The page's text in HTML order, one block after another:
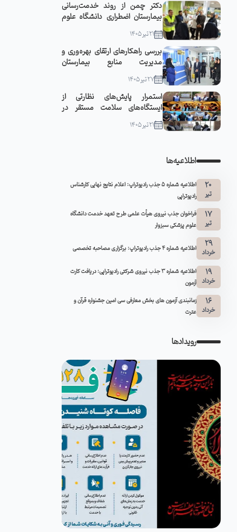
دکتر چمن از روند خدمت‌رسانی
بیمارستان اضطراری دانشگاه علوم
پزشکی سبزوار در مشهد مقدس
بازدید کرد
21 تیر 1405
بررسی راهکارهای ارتقای بهره‌وری و
مدیریت منابع بیمارستان
قمربنی‌هاشم(ع) جوین با حضور
رئیس دانشگاه
27 تیر 1405
استمرار پایش‌های نظارتی از
ایستگاه‌های سلامت مستقر در
مواکب سبزوار
21 تیر 1405
اطلاعیه‌ها
20
تیر
اطلاعیه شماره 5 جذب رادیوتراپ: اعلام نتایج نهایی کارشناس
رادیوتراپی
17
تیر
فراخوان جذب نیروی هیأت علمی طرح تعهد خدمت دانشگاه
علوم پزشکی سبزوار
29
خرداد اطلاعیه شماره ۴ جذب رادیوتراپ: برگزاری مصاحبه تخصصی
19
خرداد
اطلاعیه شماره 3 جذب نیروی شرکتی رادیوتراپی: دریافت کارت
آزمون
16
خرداد
زمانبندی آزمون های بخش معارفی سی امین جشنواره قرآن و
عترت
رویدادها